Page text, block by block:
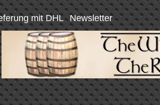
mit DHL Newsletter